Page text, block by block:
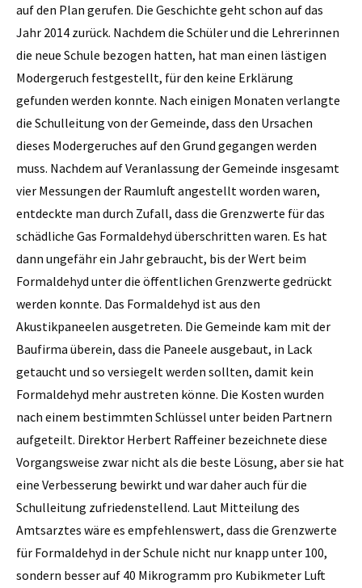
auf den Plan gerufen. Die Geschichte geht schon auf das
Jahr 2014 zurück. Nachdem die Schüler und die Lehrerinnen
die neue Schule bezogen hatten, hat man einen lästigen
Modergeruch festgestellt, für den keine Erklärung
gefunden werden konnte. Nach einigen Monaten verlangte
die Schulleitung von der Gemeinde, dass den Ursachen
dieses Modergeruches auf den Grund gegangen werden
muss. Nachdem auf Veranlassung der Gemeinde insgesamt
vier Messungen der Raumluft angestellt worden waren,
entdeckte man durch Zufall, dass die Grenzwerte für das
schädliche Gas Formaldehyd überschritten waren. Es hat
dann ungefähr ein Jahr gebraucht, bis der Wert beim
Formaldehyd unter die öffentlichen Grenzwerte gedrückt
werden konnte. Das Formaldehyd ist aus den
Akustikpaneelen ausgetreten. Die Gemeinde kam mit der
Baufirma überein, dass die Paneele ausgebaut, in Lack
getaucht und so versiegelt werden sollten, damit kein
Formaldehyd mehr austreten könne. Die Kosten wurden
nach einem bestimmten Schlüssel unter beiden Partnern
aufgeteilt. Direktor Herbert Raffeiner bezeichnete diese
Vorgangsweise zwar nicht als die beste Lösung, aber sie hat
eine Verbesserung bewirkt und war daher auch für die
Schulleitung zufriedenstellend. Laut Mitteilung des
Amtsarztes wäre es ­empfehlenswert, dass die Grenzwerte
für Formaldehyd in der Schule nicht nur knapp unter 100,
sondern besser auf 40 Mikrogramm pro Kubikmeter Luft